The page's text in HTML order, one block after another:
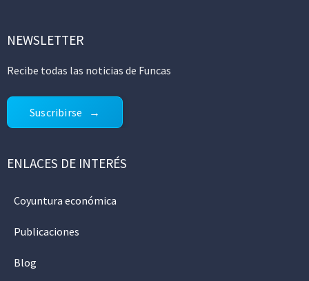
NEWSLETTER
Recibe todas las noticias de Funcas
Suscribirse
ENLACES DE INTERÉS
Coyuntura económica
Publicaciones
Blog